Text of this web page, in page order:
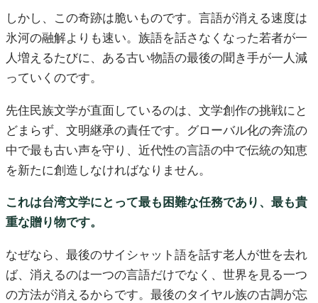
しかし、この奇跡は脆いものです。言語が消える速度は
氷河の融解よりも速い。族語を話さなくなった若者が一
人増えるたびに、ある古い物語の最後の聞き手が一人減
っていくのです。
先住民族文学が直面しているのは、文学創作の挑戦にと
どまらず、文明継承の責任です。グローバル化の奔流の
中で最も古い声を守り、近代性の言語の中で伝統の知恵
を新たに創造しなければなりません。
これは台湾文学にとって最も困難な任務であり、最も貴
重な贈り物です。
なぜなら、最後のサイシャット語を話す老人が世を去れ
ば、消えるのは一つの言語だけでなく、世界を見る一つ
の方法が消えるからです。最後のタイヤル族の古調が忘